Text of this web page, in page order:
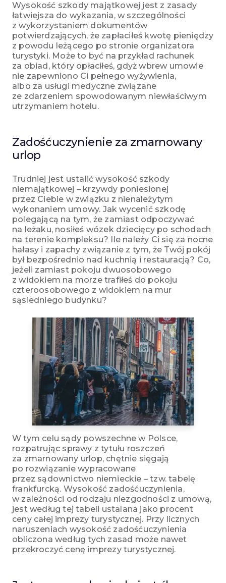
Wysokość szkody majątkowej jest z zasady
łatwiejsza do wykazania, w szczególności
z wykorzystaniem dokumentów
potwierdzających, że zapłaciłeś kwotę pieniędzy
z powodu leżącego po stronie organizatora
turystyki. Może to być na przykład rachunek
za obiad, który opłaciłeś, gdyż wbrew umowie
nie zapewniono Ci pełnego wyżywienia,
albo za usługi medyczne związane
ze zdarzeniem spowodowanym niewłaściwym
utrzymaniem hotelu.
Zadośćuczynienie za zmarnowany
urlop
Trudniej jest ustalić wysokość szkody
niemajątkowej – krzywdy poniesionej
przez Ciebie w związku z nienależytym
wykonaniem umowy. Jak wycenić szkodę
polegającą na tym, że zamiast odpoczywać
na leżaku, nosiłeś wózek dziecięcy po schodach
na terenie kompleksu? Ile należy Ci się za nocne
hałasy i zapachy związanie z tym, że Twój pokój
był bezpośrednio nad kuchnią i restauracją? Co,
jeżeli zamiast pokoju dwuosobowego
z widokiem na morze trafiłeś do pokoju
czteroosobowego z widokiem na mur
sąsiedniego budynku?
W tym celu sądy powszechne w Polsce,
rozpatrując sprawy z tytułu roszczeń
za zmarnowany urlop, chętnie sięgają
po rozwiązanie wypracowane
przez sądownictwo niemieckie – tzw. tabelę
frankfurcką. Wysokość zadośćuczynienia,
w zależności od rodzaju niezgodności z umową,
jest według tej tabeli ustalana jako procent
ceny całej imprezy turystycznej. Przy licznych
naruszeniach wysokość zadośćuczynienia
obliczona według tych zasad może nawet
przekroczyć cenę imprezy turystycznej.